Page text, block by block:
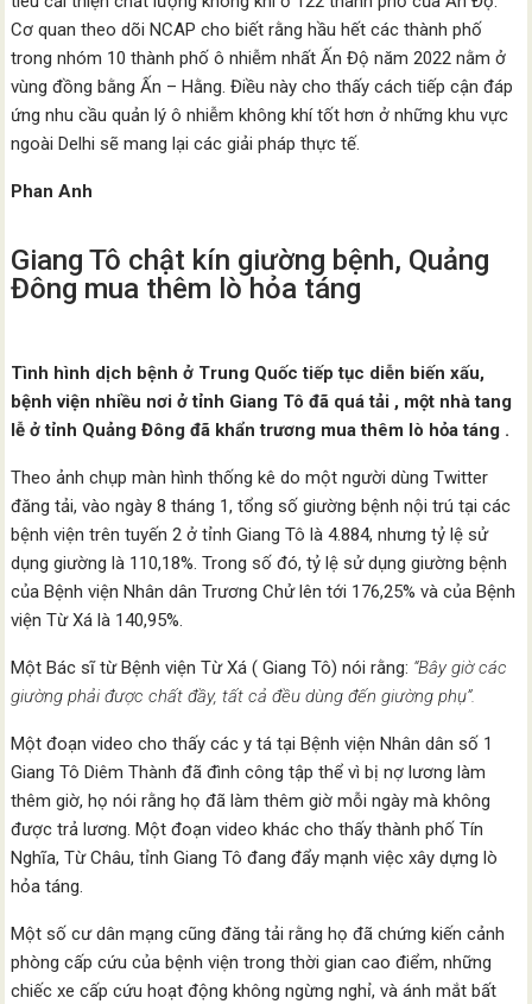
Cơ quan theo dõi NCAP cho biết rằng hầu hết các thành phố
trong nhóm 10 thành phố ô nhiễm nhất Ấn Độ năm 2022 nằm ở
vùng đồng bằng Ấn – Hằng. Điều này cho thấy cách tiếp cận đáp
ứng nhu cầu quản lý ô nhiễm không khí tốt hơn ở những khu vực
ngoài Delhi sẽ mang lại các giải pháp thực tế.
Phan Anh
Giang Tô chật kín giường bệnh, Quảng
Đông mua thêm lò hỏa táng
Tình hình dịch bệnh ở Trung Quốc tiếp tục diễn biến xấu,
bệnh viện nhiều nơi ở tỉnh Giang Tô đã quá tải , một nhà tang
lễ ở tỉnh Quảng Đông đã khẩn trương mua thêm lò hỏa táng .
Theo ảnh chụp màn hình thống kê do một người dùng Twitter
đăng tải, vào ngày 8 tháng 1, tổng số giường bệnh nội trú tại các
bệnh viện trên tuyến 2 ở tỉnh Giang Tô là 4.884, nhưng tỷ lệ sử
dụng giường là 110,18%. Trong số đó, tỷ lệ sử dụng giường bệnh
của Bệnh viện Nhân dân Trương Chử lên tới 176,25% và của Bệnh
viện Từ Xá là 140,95%.
Một Bác sĩ từ Bệnh viện Từ Xá ( Giang Tô) nói rằng: “Bây giờ các
giường phải được chất đầy, tất cả đều dùng đến giường phụ”.
Một đoạn video cho thấy các y tá tại Bệnh viện Nhân dân số 1
Giang Tô Diêm Thành đã đình công tập thể vì bị nợ lương làm
thêm giờ, họ nói rằng họ đã làm thêm giờ mỗi ngày mà không
được trả lương. Một đoạn video khác cho thấy thành phố Tín
Nghĩa, Từ Châu, tỉnh Giang Tô đang đẩy mạnh việc xây dựng lò
hỏa táng.
Một số cư dân mạng cũng đăng tải rằng họ đã chứng kiến ​​cảnh
phòng cấp cứu của bệnh viện trong thời gian cao điểm, những
chiếc xe cấp cứu hoạt động không ngừng nghỉ, và ánh mắt bất